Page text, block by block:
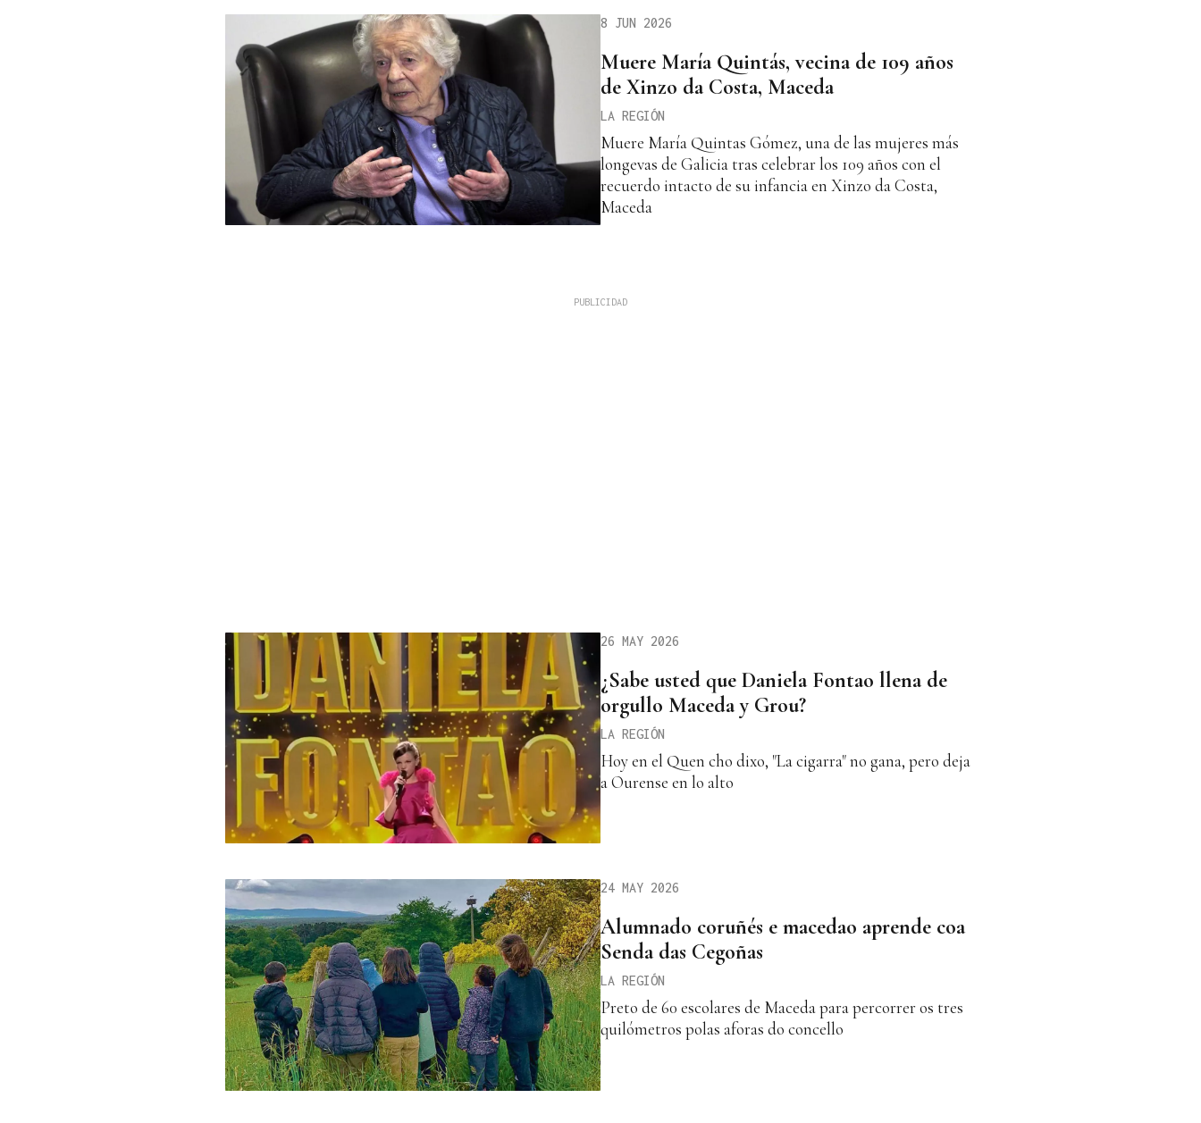
8 JUN 2026
Muere María Quintás, vecina de 109 años
de Xinzo da Costa, Maceda
LA REGIÓN
Muere María Quintas Gómez, una de las mujeres más
longevas de Galicia tras celebrar los 109 años con el
recuerdo intacto de su infancia en Xinzo da Costa,
Maceda
26 MAY 2026
¿Sabe usted que Daniela Fontao llena de
orgullo Maceda y Grou?
LA REGIÓN
Hoy en el Quen cho dixo, "La cigarra" no gana, pero deja
a Ourense en lo alto
24 MAY 2026
Alumnado coruñés e macedao aprende coa
Senda das Cegoñas
LA REGIÓN
Preto de 60 escolares de Maceda para percorrer os tres
quilómetros polas aforas do concello